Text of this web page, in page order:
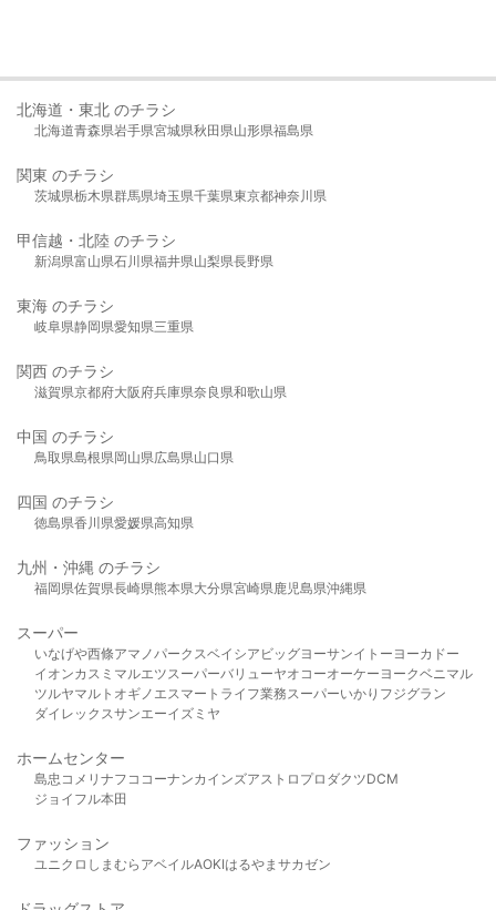
北海道・東北 のチラシ
北海道青森県岩手県宮城県秋田県山形県福島県
関東 のチラシ
茨城県栃木県群馬県埼玉県千葉県東京都神奈川県
甲信越・北陸 のチラシ
新潟県富山県石川県福井県山梨県長野県
東海 のチラシ
岐阜県静岡県愛知県三重県
関西 のチラシ
滋賀県京都府大阪府兵庫県奈良県和歌山県
中国 のチラシ
鳥取県島根県岡山県広島県山口県
四国 のチラシ
徳島県香川県愛媛県高知県
九州・沖縄 のチラシ
福岡県佐賀県長崎県熊本県大分県宮崎県鹿児島県沖縄県
スーパー
いなげや西條アマノパークスベイシア ビッグヨーサンイトーヨーカドー
イオンカスミ マルエツスーパーバリューヤオコーオーケー ヨークベニマル
ツルヤマルト オギノ エスマート ライフ業務スーパーいかり フジグラン
ダイレックスサンエーイズミヤ
ホームセンター
島忠 コメリ ナフコ コーナンカインズアストロプロダクツDCM
ジョイフル本田
ファッション
ユニクロ しまむら アベイルAOKIはるやま サカゼン